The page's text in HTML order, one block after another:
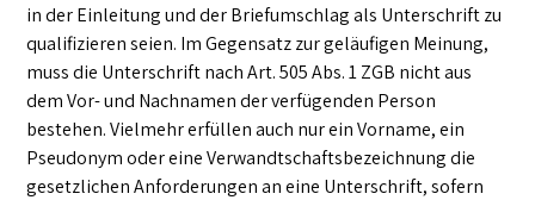
in der Einleitung und der Briefumschlag als Unterschrift zu
qualifizieren seien. Im Gegensatz zur geläufigen Meinung,
muss die Unterschrift nach Art. 505 Abs. 1 ZGB nicht aus
dem Vor- und Nachnamen der verfügenden Person
bestehen. Vielmehr erfüllen auch nur ein Vorname, ein
Pseudonym oder eine Verwandtschaftsbezeichnung die
gesetzlichen Anforderungen an eine Unterschrift, sofern